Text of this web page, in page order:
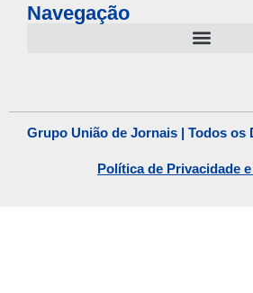
Navegação
Grupo União de Jornais | Todos os
Política de Privacidade